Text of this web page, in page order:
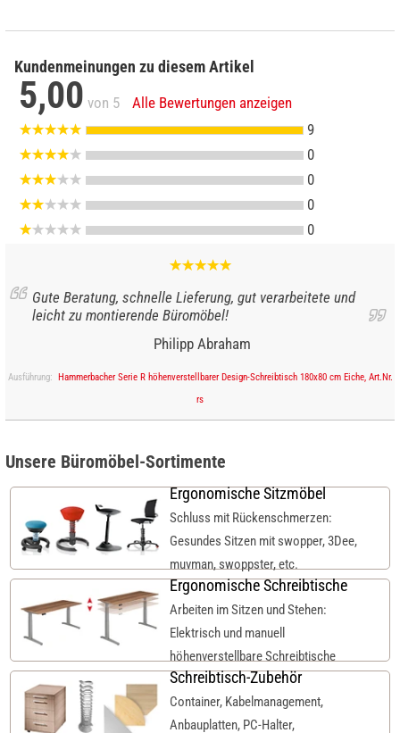
Kundenmeinungen zu diesem Artikel
5,00 von 5
Alle Bewertungen anzeigen
9
0
0
0
0
Gute Beratung, schnelle Lieferung, gut verarbeitete und
leicht zu montierende Büromöbel!
Philipp Abraham
Ausführung:
Hammerbacher Serie R höhenverstellbarer Design-Schreibtisch 180x80 cm Eiche, Art.Nr.
rs
Unsere Büromöbel-Sortimente
Ergonomische Sitzmöbel
Schluss mit Rückenschmerzen:
Gesundes Sitzen mit swopper, 3Dee,
muvman, swoppster, etc.
Ergonomische Schreibtische
Arbeiten im Sitzen und Stehen:
Elektrisch und manuell
höhenverstellbare Schreibtische
Schreibtisch-Zubehör
Container, Kabelmanagement,
Anbauplatten, PC-Halter,